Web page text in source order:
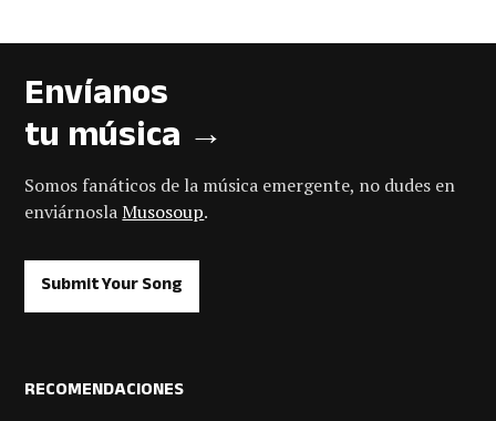
Envíanos
tu música →
Somos fanáticos de la música emergente, no dudes en
enviárnoslaMusosoup.
Submit Your Song
RECOMENDACIONES